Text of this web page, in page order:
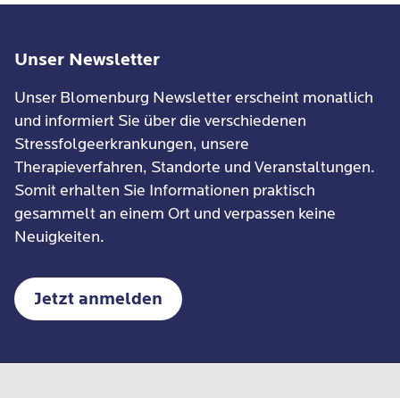
Unser Newsletter
Unser Blomenburg Newsletter erscheint monatlich
und informiert Sie über die verschiedenen
Stressfolgeerkrankungen, unsere
Therapieverfahren, Standorte und Veranstaltungen.
Somit erhalten Sie Informationen praktisch
gesammelt an einem Ort und verpassen keine
Neuigkeiten.
Jetzt anmelden